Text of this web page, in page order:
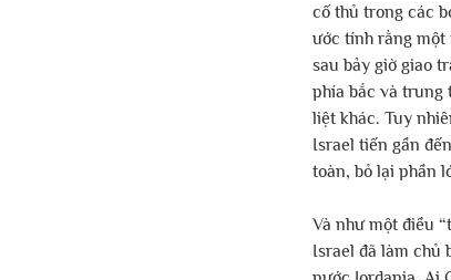
cố thủ trong các
ước tính rằng một
sau bảy giờ giao
phía bắc và trung
liệt khác. Tuy
Israel tiến gần
toàn, bỏ lại phần
Và như một điều
Israel đã làm chủ